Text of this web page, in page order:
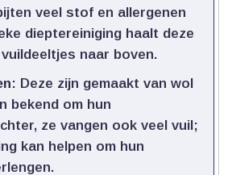
veel stof en allergenen
dieptereiniging haalt deze
naar boven.​
: Deze zijn gemaakt van wol
bekend om hun
ze vangen ook veel vuil;
kan helpen om hun